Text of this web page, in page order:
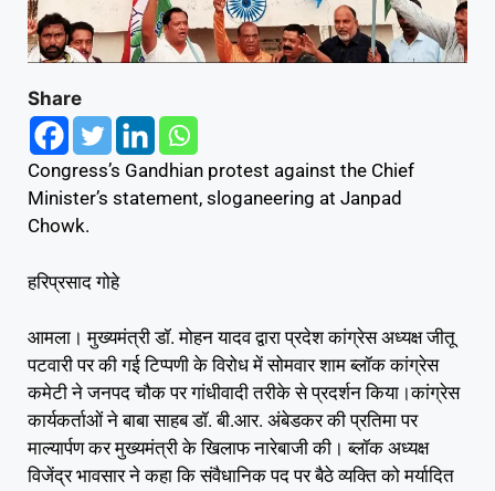
Share
Congress’s Gandhian protest against the Chief
Minister’s statement, sloganeering at Janpad
Chowk.
हरिप्रसाद गोहे
आमला। मुख्यमंत्री डॉ. मोहन यादव द्वारा प्रदेश कांग्रेस अध्यक्ष जीतू
पटवारी पर की गई टिप्पणी के विरोध में सोमवार शाम ब्लॉक कांग्रेस
कमेटी ने जनपद चौक पर गांधीवादी तरीके से प्रदर्शन किया।कांग्रेस
कार्यकर्ताओं ने बाबा साहब डॉ. बी.आर. अंबेडकर की प्रतिमा पर
माल्यार्पण कर मुख्यमंत्री के खिलाफ नारेबाजी की। ब्लॉक अध्यक्ष
विजेंद्र भावसार ने कहा कि संवैधानिक पद पर बैठे व्यक्ति को मर्यादित